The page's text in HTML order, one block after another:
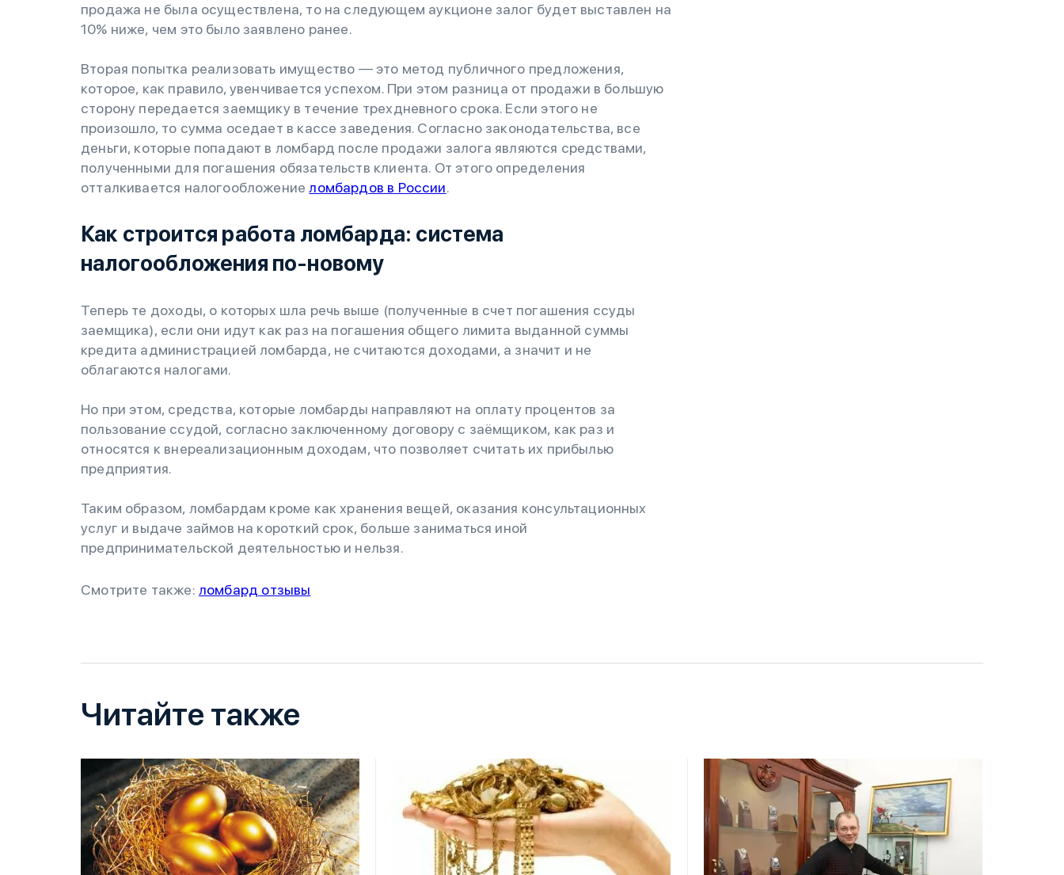
продажа не была осуществлена, то на следующем аукционе залог будет выставлен на
10% ниже, чем это было заявлено ранее.
Вторая попытка реализовать имущество — это метод публичного предложения,
которое, как правило, увенчивается успехом. При этом разница от продажи в большую
сторону передается заемщику в течение трехдневного срока. Если этого не
произошло, то сумма оседает в кассе заведения. Согласно законодательства, все
деньги, которые попадают в ломбард после продажи залога являются средствами,
полученными для погашения обязательств клиента. От этого определения
отталкивается налогообложениеломбардов в России.
Как строится работа ломбарда: система
налогообложения по-новому
Теперь те доходы, о которых шла речь выше (полученные в счет погашения ссуды
заемщика), если они идут как раз на погашения общего лимита выданной суммы
кредита администрацией ломбарда, не считаются доходами, а значит и не
облагаются налогами.
Но при этом, средства, которые ломбарды направляют на оплату процентов за
пользование ссудой, согласно заключенному договору с заёмщиком, как раз и
относятся к внереализационным доходам, что позволяет считать их прибылью
предприятия.
Таким образом, ломбардам кроме как хранения вещей, оказания консультационных
услуг и выдаче займов на короткий срок, больше заниматься иной
предпринимательской деятельностью и нельзя.
Смотрите также: ломбард отзывы
Читайте также